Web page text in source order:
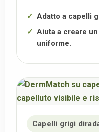
Adatto a capelli
Aiuta a creare
uniforme.
Capelli grigi